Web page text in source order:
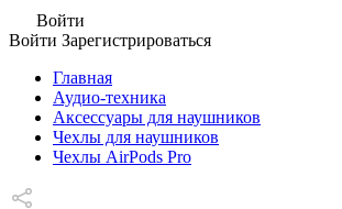
Войти
Войти Зарегистрироваться
Главная
Аудио-техника
Аксессуары для наушников
Чехлы для наушников
Чехлы AirPods Pro